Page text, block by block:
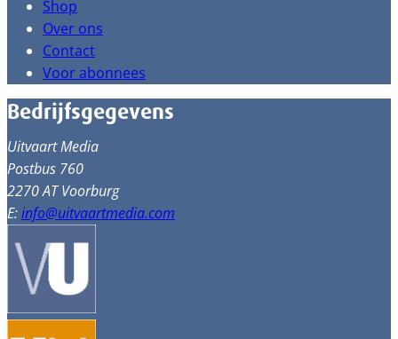
Shop
Over ons
Contact
Voor abonnees
Bedrijfsgegevens
Uitvaart Media
Postbus 760
2270 AT Voorburg
E:info@uitvaartmedia.com